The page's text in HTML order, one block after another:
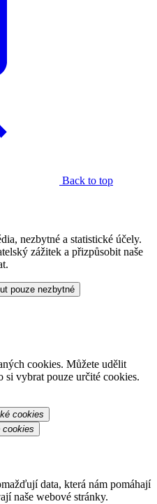
Back to top
nezbytné a statistické účely.
zážitek a přizpůsobit naše
pouze nezbytné
cookies. Můžete udělit
si vybrat pouze určité cookies.
Statistické cookies
cookies
data, která nám pomáhají
naše webové stránky.